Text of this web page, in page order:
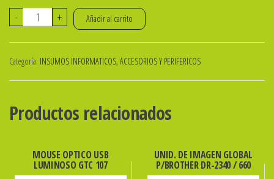
-
AURICULAR
C/MICROF.
C/CABLE
cantidad
+ Añadir al carrito
Categoría: INSUMOS INFORMATICOS, ACCESORIOS Y PERIFERICOS
Productos relacionados
MOUSE OPTICO USB
LUMINOSO GTC 107
UNID. DE IMAGEN GLOBAL
P/BROTHER DR-2340 / 660